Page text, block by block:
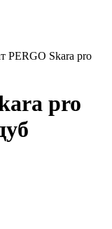
PERGO Skara pro
pro